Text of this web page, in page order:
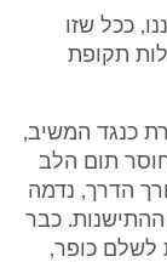
ככל שזו
מגבולות תקופת
כנגד המשיב,
תום הלב
הדרך, נדמה
כבר
לשלם כופר,